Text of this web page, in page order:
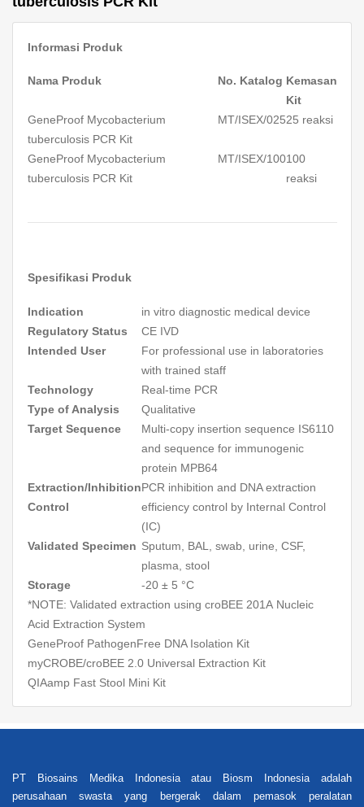
Informasi Produk
Nama Produk No. Katalog Kemasan
Kit
GeneProof Mycobacterium
tuberculosis PCR Kit
MT/ISEX/02525 reaksi
GeneProof Mycobacterium
tuberculosis PCR Kit
MT/ISEX/100100
reaksi
Spesifikasi Produk
Indication in vitrodiagnostic medical device
Regulatory Status
CE IVD
Intended User
For professional use in laboratories
with trained staff
Technology
Real-time PCR
Type of Analysis
Qualitative
Target Sequence
Multi-copy insertion sequence IS6110
and sequence for immunogenic
protein MPB64
Extraction/Inhibition
Control
PCR inhibition and DNA extraction
efficiency control by Internal Control
(IC)
Validated Specimen Sputum, BAL, swab, urine, CSF,
plasma, stool
Storage
-20 ± 5 °C
*NOTE: Validated extraction using croBEE 201A Nucleic
Acid Extraction System
GeneProof PathogenFree DNA Isolation Kit
myCROBE/croBEE 2.0 Universal Extraction Kit
QIAamp Fast Stool Mini Kit
PT Biosains Medika Indonesia atau Biosm Indonesia adalah
perusahaan swasta yang bergerak dalam pemasok peralatan